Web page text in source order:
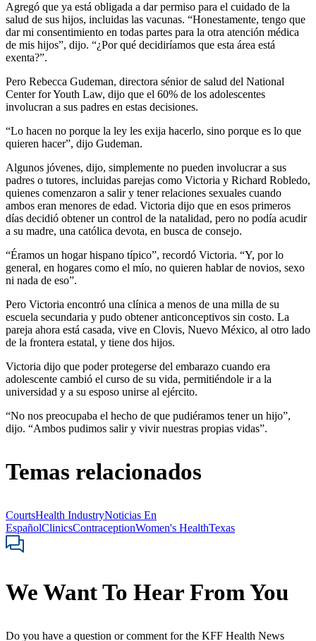
Agregó que ya está obligada a dar permiso para el cuidado de la
salud de sus hijos, incluidas las vacunas. “Honestamente, tengo que
dar mi consentimiento en todas partes para la otra atención médica
de mis hijos”, dijo. “¿Por qué decidiríamos que esta área está
exenta?”.
Pero Rebecca Gudeman, directora sénior de salud del National
Center for Youth Law, dijo que el 60% de los adolescentes
involucran a sus padres en estas decisiones.
“Lo hacen no porque la ley les exija hacerlo, sino porque es lo que
quieren hacer”, dijo Gudeman.
Algunos jóvenes, dijo, simplemente no pueden involucrar a sus
padres o tutores, incluidas parejas como Victoria y Richard Robledo,
quienes comenzaron a salir y tener relaciones sexuales cuando
ambos eran menores de edad. Victoria dijo que en esos primeros
días decidió obtener un control de la natalidad, pero no podía acudir
a su madre, una católica devota, en busca de consejo.
“Éramos un hogar hispano típico”, recordó Victoria. “Y, por lo
general, en hogares como el mío, no quieren hablar de novios, sexo
ni nada de eso”.
Pero Victoria encontró una clínica a menos de una milla de su
escuela secundaria y pudo obtener anticonceptivos sin costo. La
pareja ahora está casada, vive en Clovis, Nuevo México, al otro lado
de la frontera estatal, y tiene dos hijos.
Victoria dijo que poder protegerse del embarazo cuando era
adolescente cambió el curso de su vida, permitiéndole ir a la
universidad y a su esposo unirse al ejército.
“No nos preocupaba el hecho de que pudiéramos tener un hijo”,
dijo. “Ambos pudimos salir y vivir nuestras propias vidas”.
Temas relacionados
CourtsHealth IndustryNoticias En
EspañolClinicsContraceptionWomen's HealthTexas
We Want To Hear From You
Do you have a question or comment for the KFF Health News